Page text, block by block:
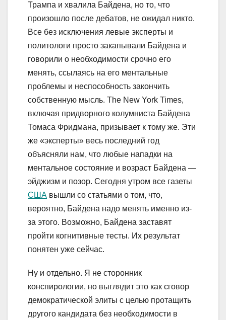
Трампа и хвалила Байдена, но то, что
произошло после дебатов, не ожидал никто.
Все без исключения левые эксперты и
политологи просто закапывали Байдена и
говорили о необходимости срочно его
менять, ссылаясь на его ментальные
проблемы и неспособность закончить
собственную мысль. The New York Times,
включая придворного колумниста Байдена
Томаса Фридмана, призывает к тому же. Эти
же «эксперты» весь последний год
объясняли нам, что любые нападки на
ментальное состояние и возраст Байдена —
эйджизм и позор. Сегодня утром все газеты
США вышли со статьями о том, что,
вероятно, Байдена надо менять именно из-
за этого. Возможно, Байдена заставят
пройти когнитивные тесты. Их результат
понятен уже сейчас.
Ну и отдельно. Я не сторонник
конспирологии, но выглядит это как сговор
демократической элиты с целью протащить
другого кандидата без необходимости в